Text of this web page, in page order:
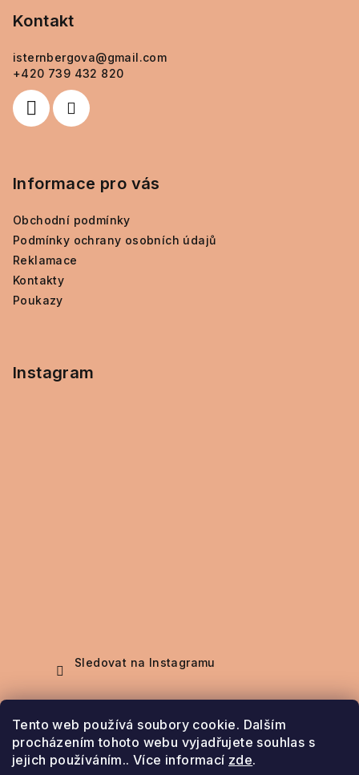
Tento web používá soubory cookie. Dalším
procházením tohoto webu vyjadřujete souhlas s
jejich používáním.. Více informací zde.
Kontakt
isternbergova@gmail.com
+420 739 432 820
Informace pro vás
Obchodní podmínky
Podmínky ochrany osobních údajů
Reklamace
Kontakty
Poukazy
Instagram
Sledovat na Instagramu
Nákupní košík